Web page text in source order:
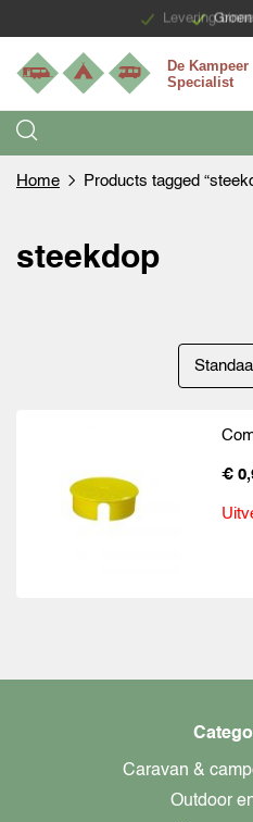
Levering
Home Products tagged
steekdop
€
Caravan &
Outdoor